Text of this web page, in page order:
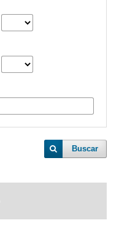
Buscar